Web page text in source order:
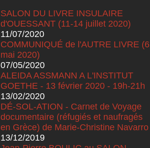
SALON DU LIVRE INSULAIRE
d'OUESSANT (11-14 juillet 2020)
11/07/2020
COMMUNIQUÉ de l'AUTRE LIVRE (6
mai 2020)
07/05/2020
ALEIDA ASSMANN A L'INSTITUT
GOETHE - 13 février 2020 - 19h-21h
13/02/2020
DÉ-SOL-ATION - Carnet de Voyage
documentaire (réfugiés et naufragés
en Grèce) de Marie-Christine Navarro
13/12/2019